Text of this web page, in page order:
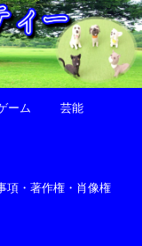
ーム 芸能
項・著作権・肖像権